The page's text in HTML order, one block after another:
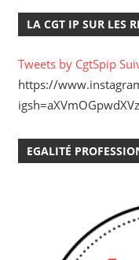
LA CGT IP SUR LES
Tweets by CgtSpip
https://
EGALITÉ